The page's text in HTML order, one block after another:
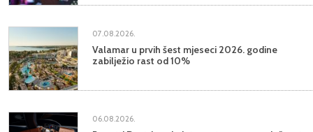
07.08.2026.
Valamar u prvih šest mjeseci 2026. godine
zabilježio rast od 10%
06.08.2026.